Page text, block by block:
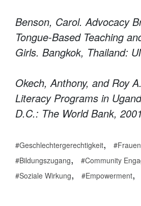
Benson, Carol. Advocacy
Tongue-Based Teaching
Girls. Bangkok, Thailand:
Okech, Anthony, and Roy
Literacy Programs in
D.C.: The World Bank, 2001
Geschlechtergerechtigkeit,
Bildungszugang, Community
Soziale Wirkung, Empowerment,